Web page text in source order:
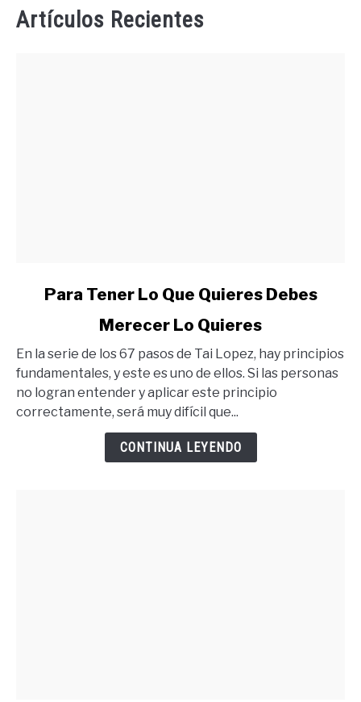
Artículos Recientes
Tener
Lo
Que
Quieres
Para Tener Lo Que Quieres Debes
Merecer Lo Quieres
En la serie de los 67 pasos de Tai Lopez, hay principios
fundamentales, y este es uno de ellos. Si las personas
no logran entender y aplicar este principio
correctamente, será muy difícil que...
CONTINUA LEYENDO